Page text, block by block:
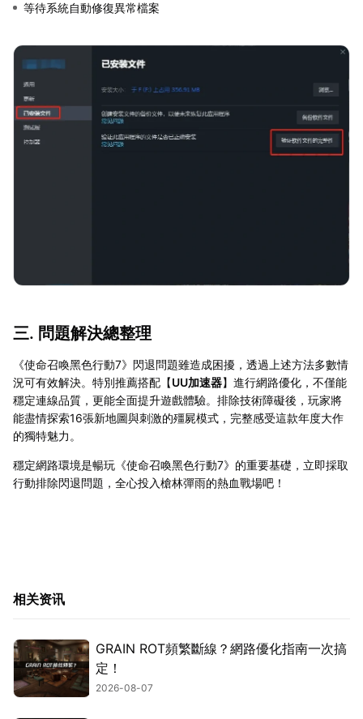
等待系統自動修復異常檔案
三. 問題解決總整理
《使命召喚黑色行動7》閃退問題雖造成困擾，透過上述方法多數情
況可有效解決。特別推薦搭配【UU加速器】進行網路優化，不僅能
穩定連線品質，更能全面提升遊戲體驗。排除技術障礙後，玩家將
能盡情探索16張新地圖與刺激的殭屍模式，完整感受這款年度大作
的獨特魅力。
穩定網路環境是暢玩《使命召喚黑色行動7》的重要基礎，立即採取
行動排除閃退問題，全心投入槍林彈雨的熱血戰場吧！
相关资讯
GRAIN ROT頻繁斷線？網路優化指南一次搞
定！
2026-08-07